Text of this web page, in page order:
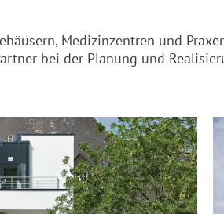
Medizinzentren und
bei der Planung und